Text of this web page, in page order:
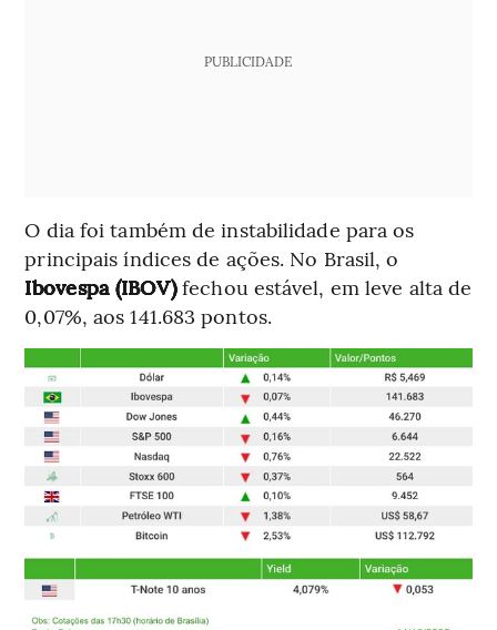
PUBLICIDADE
O dia foi também de instabilidade para os
principais índices de ações. No Brasil, o
Ibovespa (IBOV)fechou estável, em leve alta de
0,07%, aos 141.683 pontos.